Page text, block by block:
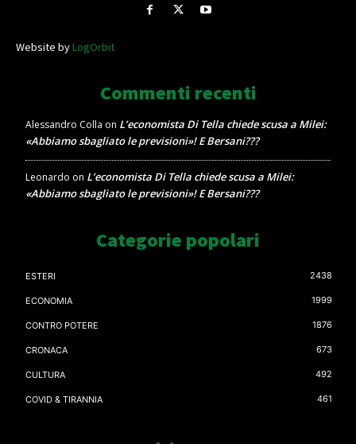
Website byLogOrbit
Commenti recenti
Alessandro Colla on L’economista Di Tella chiede scusa a Milei:
«Abbiamo sbagliato le previsioni»! E Bersani???
Leonardo on L’economista Di Tella chiede scusa a Milei:
«Abbiamo sbagliato le previsioni»! E Bersani???
Categorie popolari
ESTERI 2438
ECONOMIA 1999
CONTRO POTERE 1876
CRONACA 673
CULTURA 492
COVID & TIRANNIA 461